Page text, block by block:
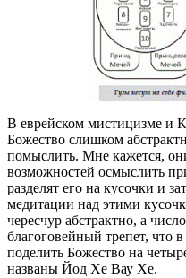
В еврейском мистицизме и
Божество слишком
помыслить. Мне кажется,
возможностей осмыслить
разделят его на кусочки и
медитации над этими
чересчур абстрактно, а
благоговейный трепет, что
поделить Божество на
названы Йод Хе Вау Хе.